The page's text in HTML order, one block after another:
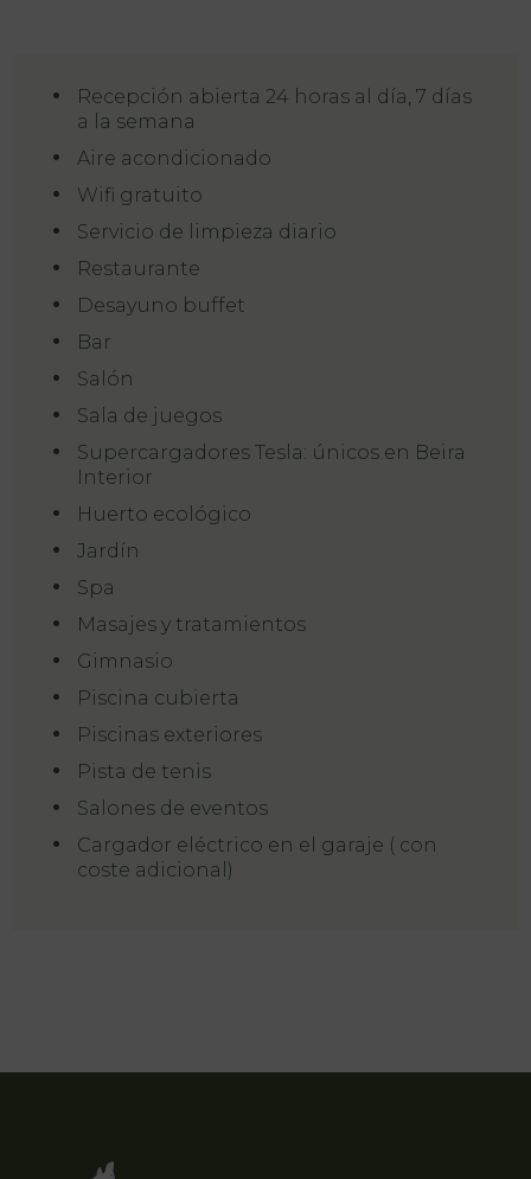
PT
FR
EN
Inicio
Habitaciones
Natura Club
Servicios
Ofertas
My Natura
Recepción abierta 24 horas al día, 7 días
a la semana
Aire acondicionado
Wifi gratuito
Servicio de limpieza diario
Restaurante
Desayuno buffet
Bar
Salón
Sala de juegos
Supercargadores Tesla: únicos en Beira
Interior
Huerto ecológico
Jardín
Spa
Masajes y tratamientos
Gimnasio
Piscina cubierta
Piscinas exteriores
Pista de tenis
Salones de eventos
Cargador eléctrico en el garaje ( con
coste adicional)